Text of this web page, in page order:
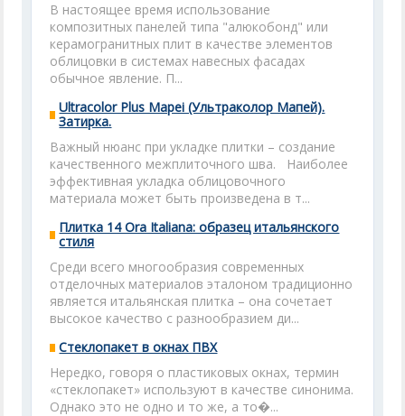
В настоящее время использование
композитных панелей типа "алюкобонд" или
керамогранитных плит в качестве элементов
облицовки в системах навесных фасадах
обычное явление. П...
Ultracolor Plus Mapei (Ультраколор Мапей).
Затирка.
Важный нюанс при укладке плитки – создание
качественного межплиточного шва. Наиболее
эффективная укладка облицовочного
материала может быть произведена в т...
Плитка 14 Ora Italiana: образец итальянского
стиля
Среди всего многообразия современных
отделочных материалов эталоном традиционно
является итальянская плитка – она сочетает
высокое качество с разнообразием ди...
Стеклопакет в окнах ПВХ
Нередко, говоря о пластиковых окнах, термин
«стеклопакет» используют в качестве синонима.
Однако это не одно и то же, а то�...